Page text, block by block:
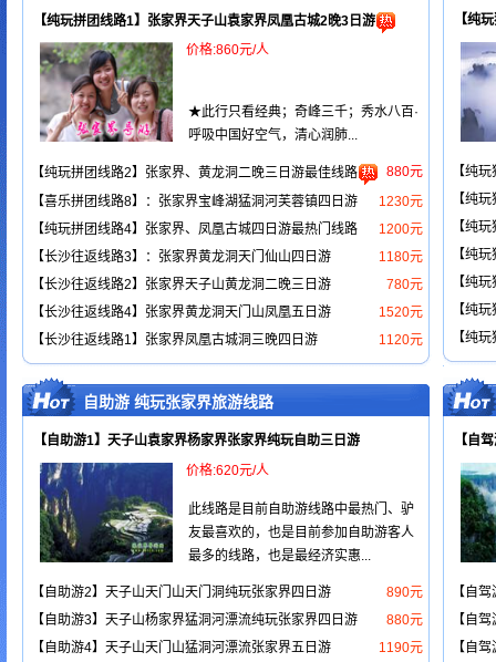
【纯玩拼团线路1】张家界天子山袁家界凤凰古城2晚3日游
价格:860元/人
★此行只看经典；奇峰三千；秀水八百·
呼吸中国好空气，清心润肺...
880元
【纯玩拼团线路2】张家界、黄龙洞二晚三日游最佳线路
1230元
【喜乐拼团线路8】：张家界宝峰湖猛洞河芙蓉镇四日游
1200元
【纯玩拼团线路4】张家界、凤凰古城四日游最热门线路
1180元
【长沙往返线路3】：张家界黄龙洞天门仙山四日游
780元
【长沙往返线路2】张家界天子山黄龙洞二晚三日游
1520元
【长沙往返线路4】张家界黄龙洞天门山凤凰五日游
1120元
【长沙往返线路1】张家界凤凰古城洞三晚四日游
【纯
【纯
【纯
【纯
【纯
【纯
【纯
【纯
自助游 纯玩张家界旅游线路
【自助游1】天子山袁家界杨家界张家界纯玩自助三日游
价格:620元/人
此线路是目前自助游线路中最热门、驴
友最喜欢的，也是目前参加自助游客人
最多的线路，也是最经济实惠...
890元
【自助游2】天子山天门山天门洞纯玩张家界四日游
880元
【自助游3】天子山杨家界猛洞河漂流纯玩张家界四日游
1190元
【自助游4】天子山天门山猛洞河漂流张家界五日游
【自
【自
【自
【自